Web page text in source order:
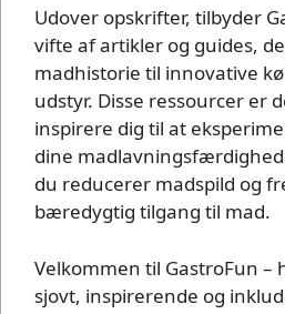
Udover opskrifter, tilbyder
vifte af artikler og guides,
madhistorie til innovative
udstyr. Disse ressourcer er
inspirere dig til at
dine
du reducerer madspild og
bæredygtig tilgang til mad.
Velkommen til GastroFun –
sjovt, inspirerende og